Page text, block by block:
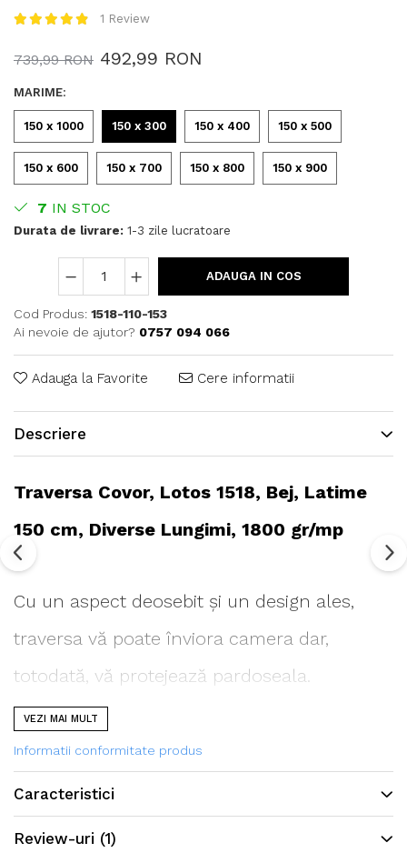
1 Review
739,99 RON 492,99 RON
MARIME:
150 x 1000 150 x 300 150 x 400 150 x 500
150 x 600 150 x 700 150 x 800 150 x 900
7 IN STOC
Durata de livrare: 1-3 zile lucratoare
ADAUGA IN COS
Cod Produs: 1518-110-153
Ai nevoie de ajutor? 0757 094 066
Adauga la Favorite Cere informatii
Descriere
Traversa Covor, Lotos 1518, Bej, Latime
150 cm, Diverse Lungimi, 1800 gr/mp
Cu un aspect deosebit și un design ales,
traversa vă poate înviora camera dar,
totodată, vă protejează pardoseala.
Se poate folosi atât în camera de zi cât și în
dormitoare, holuri, bucătării, terase și
VEZI MAI MULT
Informatii conformitate produs
Caracteristici
Review-uri (1)